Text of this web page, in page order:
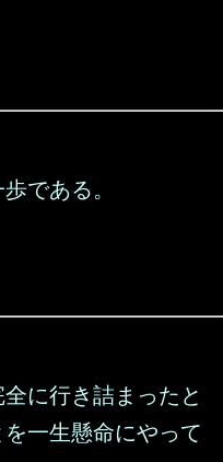
である。
に行き詰まったと
一生懸命にやって